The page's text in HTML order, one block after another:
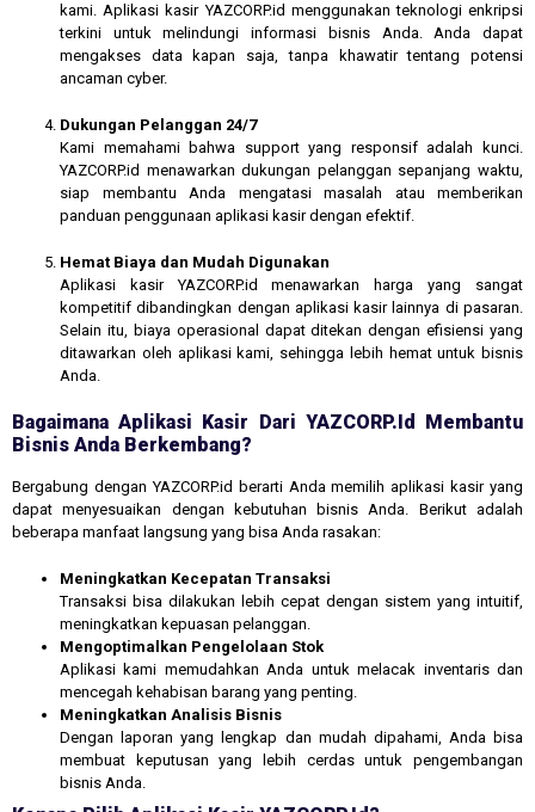
kami. Aplikasi kasir YAZCORP.id menggunakan teknologi enkripsi
terkini untuk melindungi informasi bisnis Anda. Anda dapat
mengakses data kapan saja, tanpa khawatir tentang potensi
ancaman cyber.
Dukungan Pelanggan 24/7
Kami memahami bahwa support yang responsif adalah kunci.
YAZCORP.id menawarkan dukungan pelanggan sepanjang waktu,
siap membantu Anda mengatasi masalah atau memberikan
panduan penggunaan aplikasi kasir dengan efektif.
Hemat Biaya dan Mudah Digunakan
Aplikasi kasir YAZCORP.id menawarkan harga yang sangat
kompetitif dibandingkan dengan aplikasi kasir lainnya di pasaran.
Selain itu, biaya operasional dapat ditekan dengan efisiensi yang
ditawarkan oleh aplikasi kami, sehingga lebih hemat untuk bisnis
Anda.
Bagaimana Aplikasi Kasir Dari YAZCORP.id Membantu
Bisnis Anda Berkembang?
Bergabung dengan YAZCORP.id berarti Anda memilih aplikasi kasir yang
dapat menyesuaikan dengan kebutuhan bisnis Anda. Berikut adalah
beberapa manfaat langsung yang bisa Anda rasakan:
Meningkatkan Kecepatan Transaksi
Transaksi bisa dilakukan lebih cepat dengan sistem yang intuitif,
meningkatkan kepuasan pelanggan.
Mengoptimalkan Pengelolaan Stok
Aplikasi kami memudahkan Anda untuk melacak inventaris dan
mencegah kehabisan barang yang penting.
Meningkatkan Analisis Bisnis
Dengan laporan yang lengkap dan mudah dipahami, Anda bisa
membuat keputusan yang lebih cerdas untuk pengembangan
bisnis Anda.